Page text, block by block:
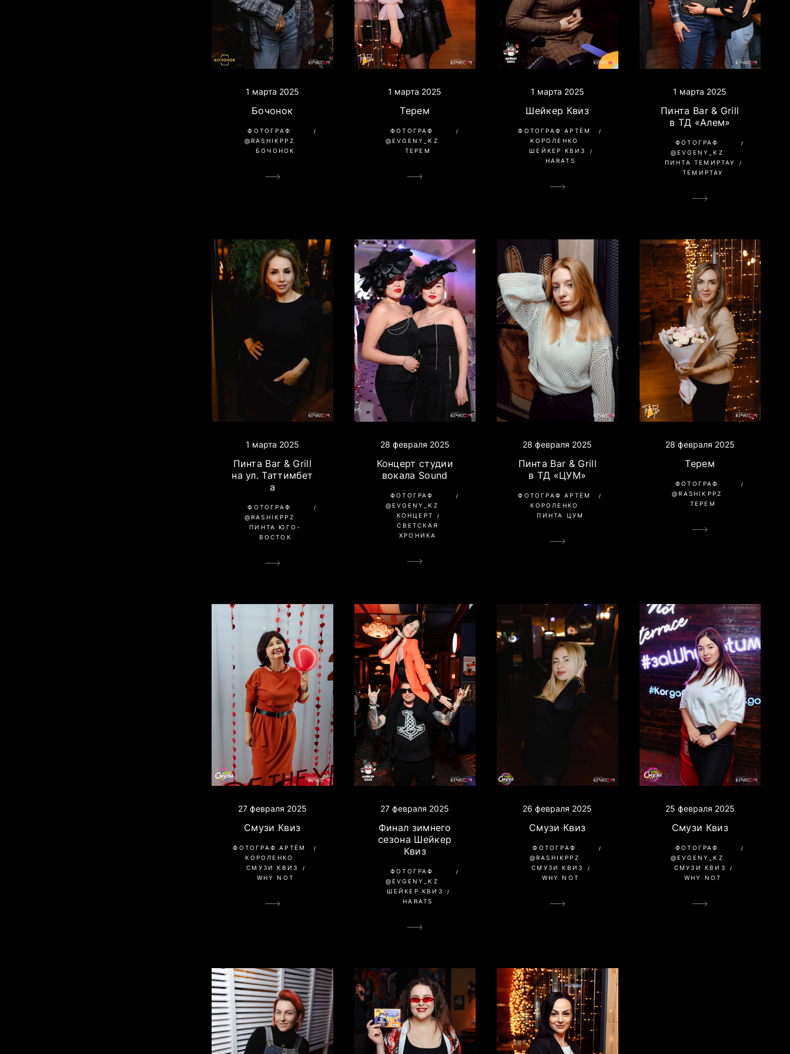
1 марта 2025
Бочонок
ФОТОГРАФ
@RASHIKPPZ
БОЧОНОК
1 марта 2025
Терем
ФОТОГРАФ
@EVGENY_KZ
ТЕРЕМ
1 марта 2025
Шейкер Квиз
ФОТОГРАФ АРТЁМ
КОРОЛЕНКО
ШЕЙКЕР КВИЗ
HARATS
1 марта 2025
Пинта Bar & Grill
в ТД «Алем»
ФОТОГРАФ
@EVGENY_KZ
ПИНТА ТЕМИРТАУ
ТЕМИРТАУ
1 марта 2025
Пинта Bar & Grill
на ул. Таттимбет
а
ФОТОГРАФ
@RASHIKPPZ
ПИНТА ЮГО-
ВОСТОК
28 февраля 2025
Концерт студии
вокала Sound
ФОТОГРАФ
@EVGENY_KZ
КОНЦЕРТ
СВЕТСКАЯ
ХРОНИКА
28 февраля 2025
Пинта Bar & Grill
в ТД «ЦУМ»
ФОТОГРАФ АРТЁМ
КОРОЛЕНКО
ПИНТА ЦУМ
28 февраля 2025
Терем
ФОТОГРАФ
@RASHIKPPZ
ТЕРЕМ
27 февраля 2025
Смузи Квиз
ФОТОГРАФ АРТЁМ
КОРОЛЕНКО
СМУЗИ КВИЗ
WHY NOT
27 февраля 2025
Финал зимнего
сезона Шейкер
Квиз
ФОТОГРАФ
@EVGENY_KZ
ШЕЙКЕР КВИЗ
HARATS
26 февраля 2025
Смузи Квиз
ФОТОГРАФ
@RASHIKPPZ
СМУЗИ КВИЗ
WHY NOT
25 февраля 2025
Смузи Квиз
ФОТОГРАФ
@EVGENY_KZ
СМУЗИ КВИЗ
WHY NOT